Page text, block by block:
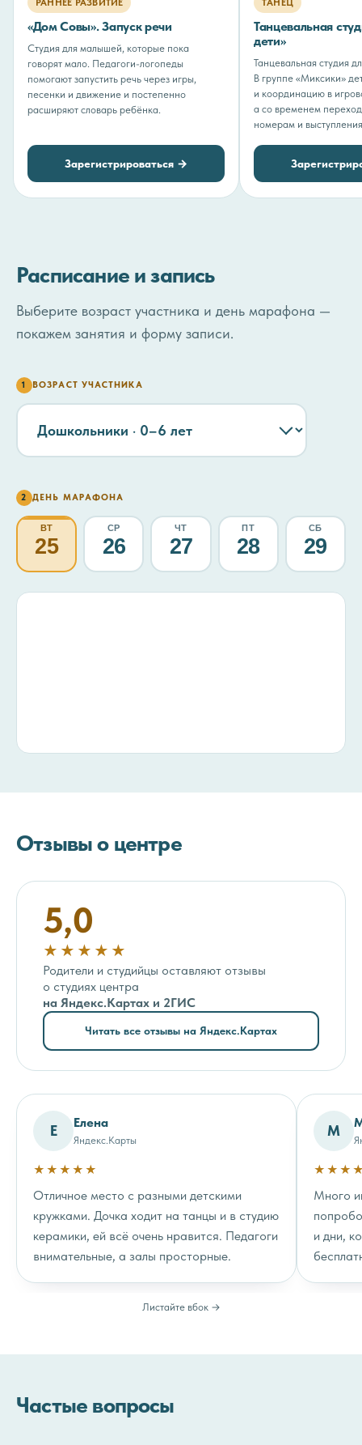
РАННЕЕ РАЗВИТИЕ
«Дом Совы». Запуск речи
Студия для малышей, которые пока
говорят мало. Педагоги-логопеды
помогают запустить речь через игры,
песенки и движение и постепенно
расширяют словарь ребёнка.
Зарегистрироваться →
Танцевальная
дети»
Танцевальная студия
В группе «Миксики»
и координацию в
а со временем
номерам и
Расписание и запись
Выберите возраст участника и день марафона —
покажем занятия и форму записи.
1 ВОЗРАСТ УЧАСТНИКА
2 ДЕНЬ МАРАФОНА
ВТ
25
СР
26
ЧТ
27
ПТ
28
СБ
29
Отзывы о центре
5,0
★★★★★
Родители и студийцы оставляют отзывы
о студиях центра
на Яндекс.Картах и 2ГИС
Читать все отзывы на Яндекс.Картах
Е Елена
Яндекс.Карты
★★★★★
Отличное место с разными детскими
кружками. Дочка ходит на танцы и в студию
керамики, ей всё очень нравится. Педагоги
внимательные, а залы просторные.
М
Много
и дни,
Листайте вбок →
Частые вопросы